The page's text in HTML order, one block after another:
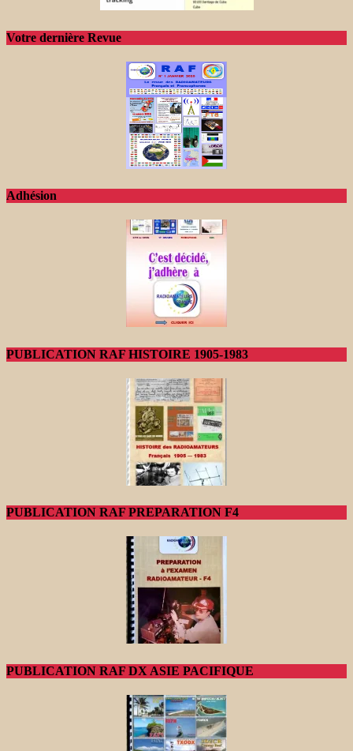
Votre dernière Revue
Adhésion
PUBLICATION RAF HISTOIRE 1905-1983
PUBLICATION RAF PREPARATION F4
PUBLICATION RAF DX ASIE PACIFIQUE